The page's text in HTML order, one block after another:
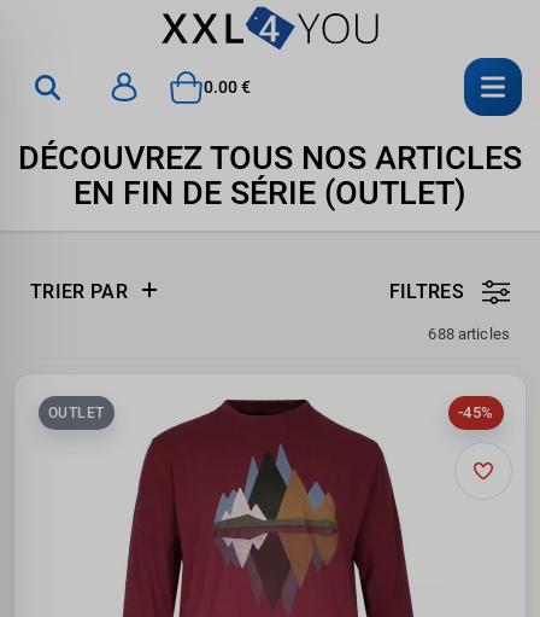
0.00 €
DÉCOUVREZ TOUS NOS ARTICLES
EN FIN DE SÉRIE (OUTLET)
TRIER PAR FILTRES
688 articles
-45%
OUTLET